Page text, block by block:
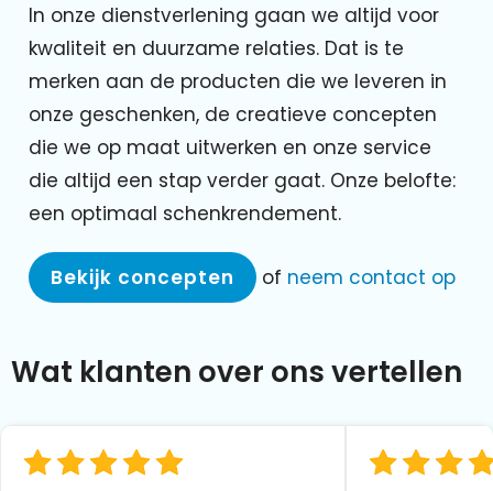
In onze dienstverlening gaan we altijd voor
kwaliteit en duurzame relaties. Dat is te
merken aan de producten die we leveren in
onze geschenken, de creatieve concepten
die we op maat uitwerken en onze service
die altijd een stap verder gaat. Onze belofte:
een optimaal schenkrendement.
Bekijk concepten of neem contact op
Wat klanten over ons vertellen